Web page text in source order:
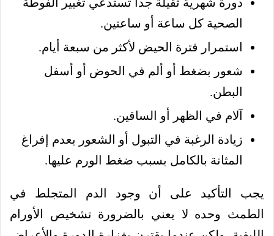
الصحية كل ساعة أو ساعتين.
استمرار فترة الحيض لأكثر من سبعة أيام.
شعور بضغط أو ألم في الحوض أو أسفل
البطن.
آلام في الظهر أو الساقين.
زيادة الرغبة في التبول أو الشعور بعدم إفراغ
المثانة بالكامل بسبب ضغط الورم عليها.
يجب التأكيد على أن وجود الدم المتجلط في
الطمث وحده لا يعني بالضرورة تشخيص الأورام